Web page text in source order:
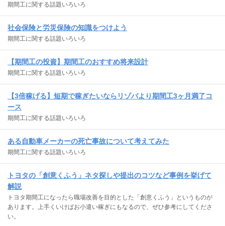
期間工に関する話題いろいろ
社会保険と労災保険の知識をつけよう
期間工に関する話題いろいろ
【期間工の投資】期間工のおすすめ将来設計
期間工に関する話題いろいろ
【3倍稼げる】短期で稼ぎたいならリゾバより期間工3ヶ月満了コ
ース
期間工に関する話題いろいろ
ある自動車メーカーの死亡事故について考えてみた
期間工に関する話題いろいろ
トヨタの「創意くふう」ネタ探しや提出のコツなど事例を挙げて
解説
トヨタ期間工になったら職場改善を目的とした「創意くふう」というものが
あります。上手くいけばお小遣い稼ぎにもなるので、ぜひ参考にしてくださ
い。